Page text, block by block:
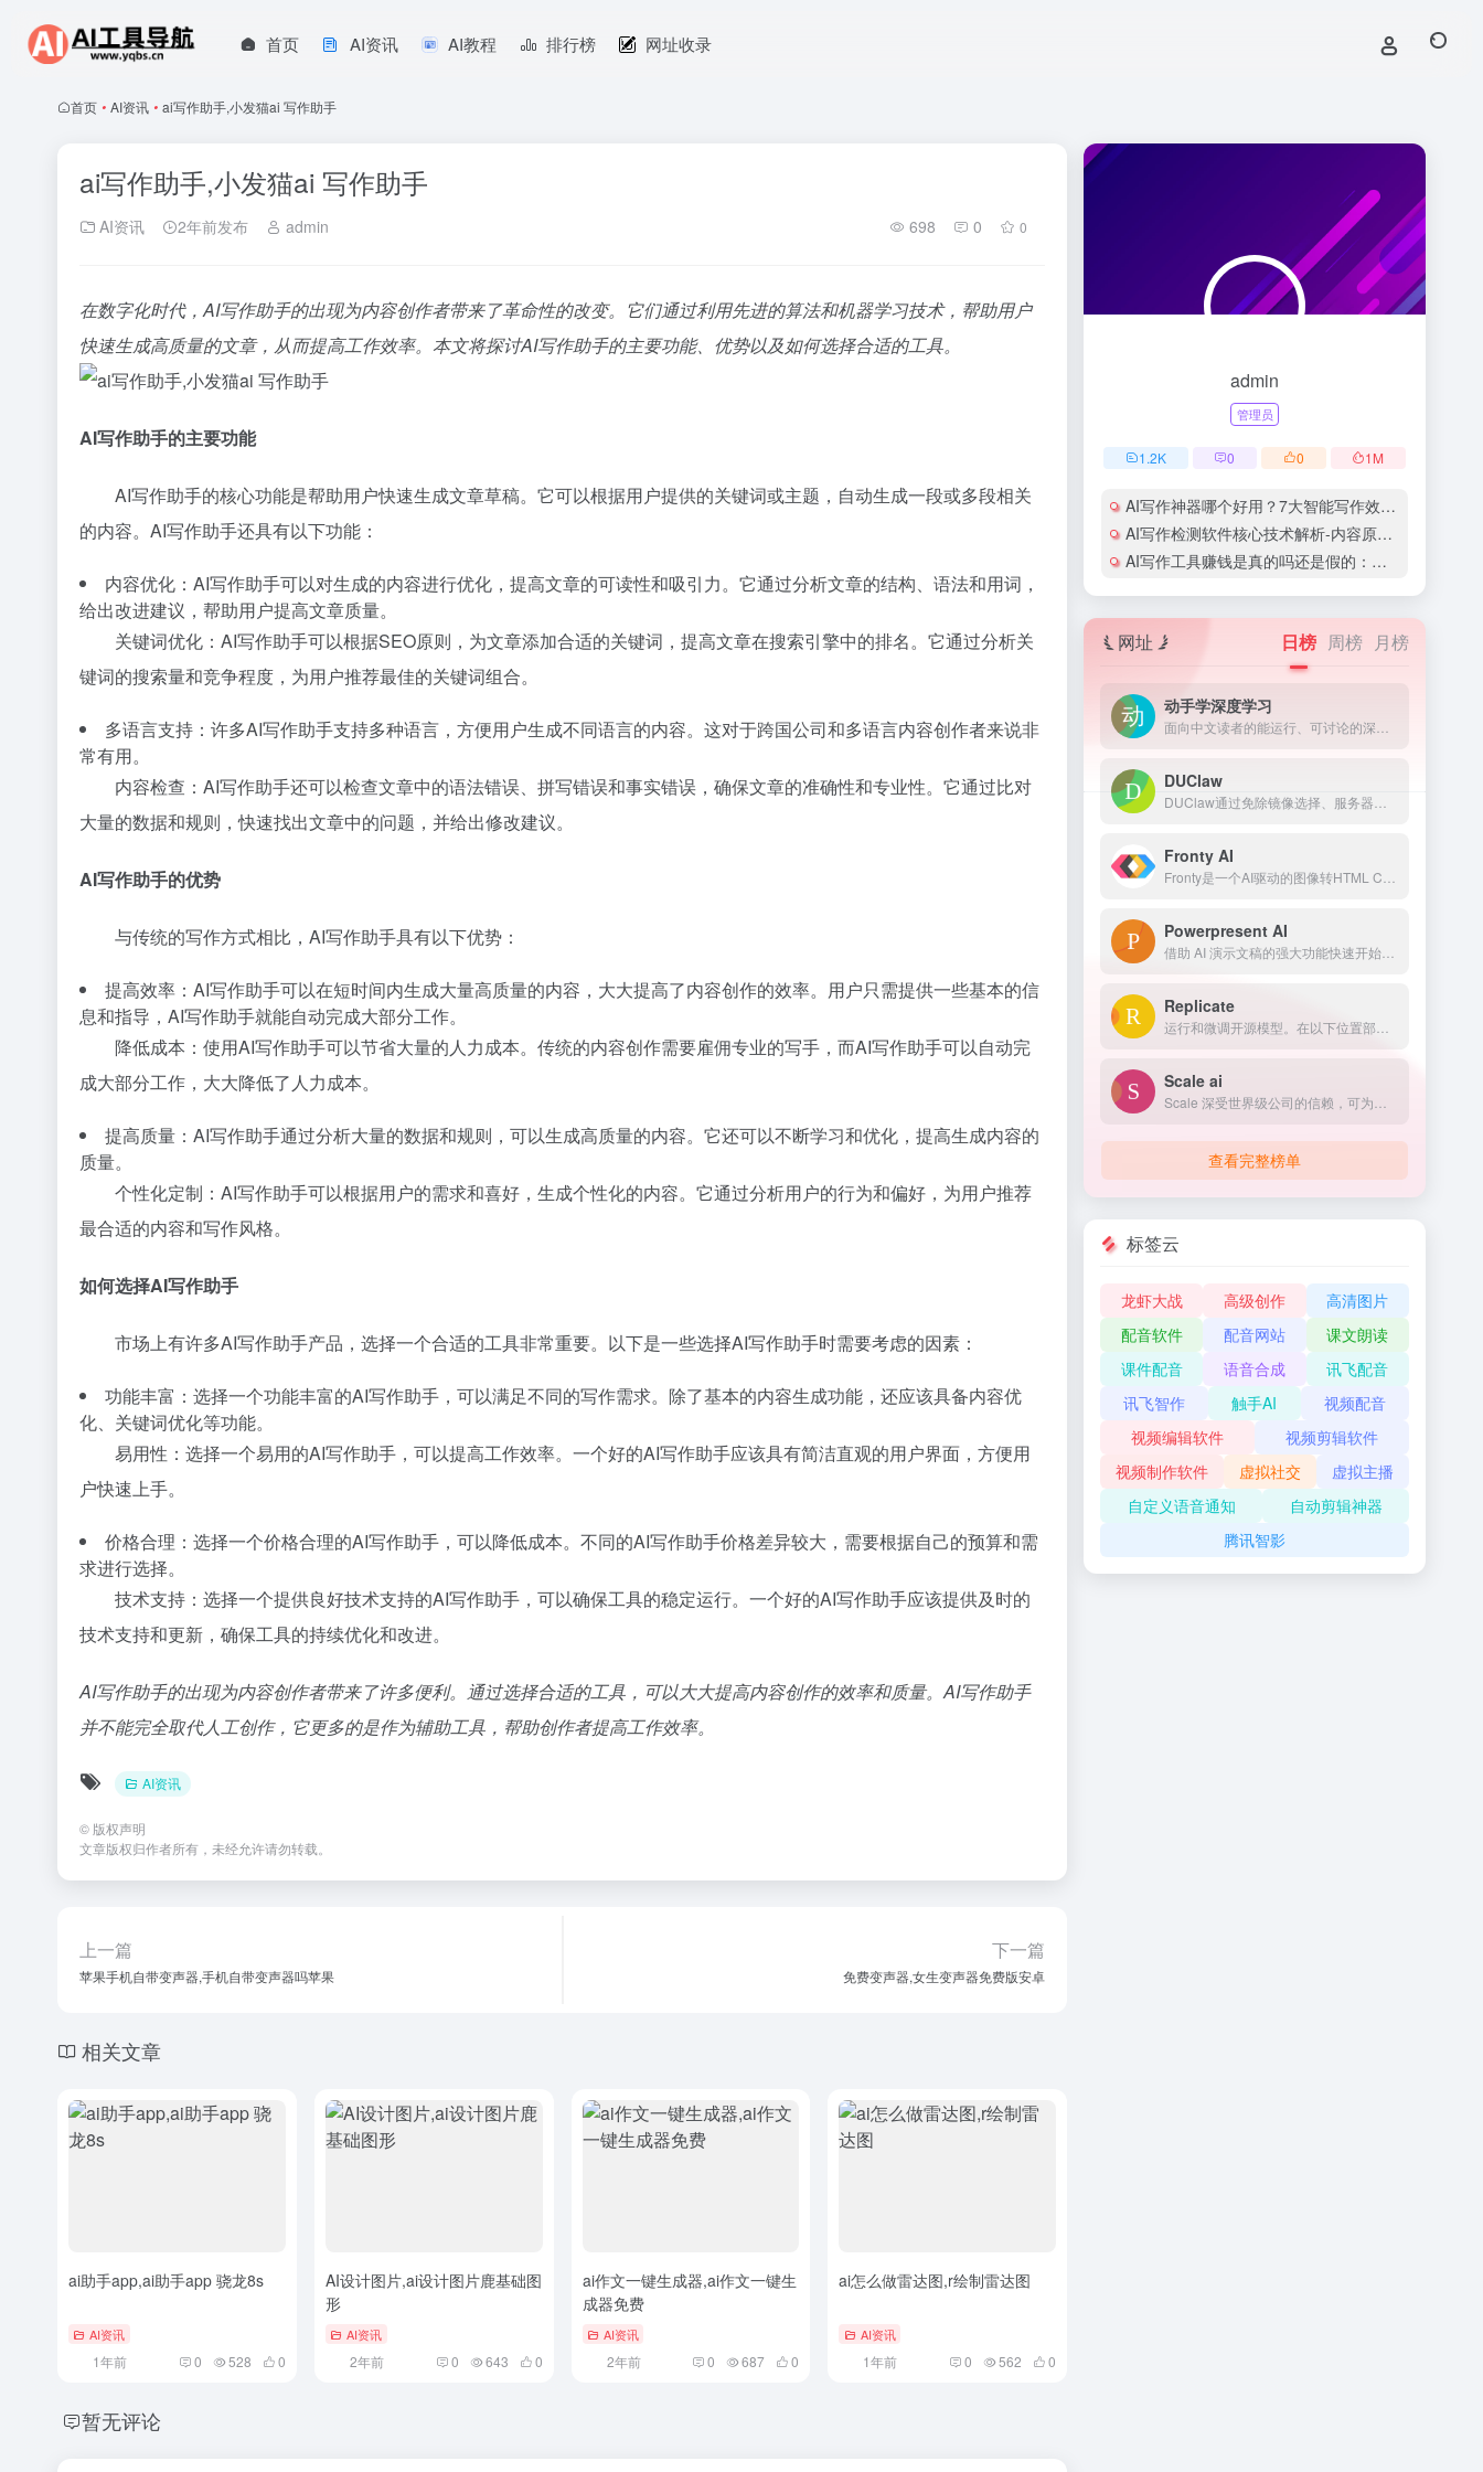
首页 AI资讯 AI教程 排行榜 网址收录
首页 • AI资讯 • ai写作助手,小发猫ai 写作助手
ai写作助手,小发猫ai 写作助手
AI资讯 2年前发布 admin 698 0 0
在数字化时代，AI写作助手的出现为内容创作者带来了革命性的改变。它们通过利用先进的算法和机器学习技术，帮助用户
快速生成高质量的文章，从而提高工作效率。本文将探讨AI写作助手的主要功能、优势以及如何选择合适的工具。
AI写作助手的主要功能
AI写作助手的核心功能是帮助用户快速生成文章草稿。它可以根据用户提供的关键词或主题，自动生成一段或多段相关
的内容。AI写作助手还具有以下功能：
内容优化：AI写作助手可以对生成的内容进行优化，提高文章的可读性和吸引力。它通过分析文章的结构、语法和用词，
给出改进建议，帮助用户提高文章质量。
关键词优化：AI写作助手可以根据SEO原则，为文章添加合适的关键词，提高文章在搜索引擎中的排名。它通过分析关
键词的搜索量和竞争程度，为用户推荐最佳的关键词组合。
多语言支持：许多AI写作助手支持多种语言，方便用户生成不同语言的内容。这对于跨国公司和多语言内容创作者来说非
常有用。
内容检查：AI写作助手还可以检查文章中的语法错误、拼写错误和事实错误，确保文章的准确性和专业性。它通过比对
大量的数据和规则，快速找出文章中的问题，并给出修改建议。
AI写作助手的优势
与传统的写作方式相比，AI写作助手具有以下优势：
提高效率：AI写作助手可以在短时间内生成大量高质量的内容，大大提高了内容创作的效率。用户只需提供一些基本的信
息和指导，AI写作助手就能自动完成大部分工作。
降低成本：使用AI写作助手可以节省大量的人力成本。传统的内容创作需要雇佣专业的写手，而AI写作助手可以自动完
成大部分工作，大大降低了人力成本。
提高质量：AI写作助手通过分析大量的数据和规则，可以生成高质量的内容。它还可以不断学习和优化，提高生成内容的
质量。
个性化定制：AI写作助手可以根据用户的需求和喜好，生成个性化的内容。它通过分析用户的行为和偏好，为用户推荐
最合适的内容和写作风格。
如何选择AI写作助手
市场上有许多AI写作助手产品，选择一个合适的工具非常重要。以下是一些选择AI写作助手时需要考虑的因素：
功能丰富：选择一个功能丰富的AI写作助手，可以满足不同的写作需求。除了基本的内容生成功能，还应该具备内容优
化、关键词优化等功能。
易用性：选择一个易用的AI写作助手，可以提高工作效率。一个好的AI写作助手应该具有简洁直观的用户界面，方便用
户快速上手。
价格合理：选择一个价格合理的AI写作助手，可以降低成本。不同的AI写作助手价格差异较大，需要根据自己的预算和需
求进行选择。
技术支持：选择一个提供良好技术支持的AI写作助手，可以确保工具的稳定运行。一个好的AI写作助手应该提供及时的
技术支持和更新，确保工具的持续优化和改进。
AI写作助手的出现为内容创作者带来了许多便利。通过选择合适的工具，可以大大提高内容创作的效率和质量。AI写作助手
并不能完全取代人工创作，它更多的是作为辅助工具，帮助创作者提高工作效率。
AI资讯
© 版权声明
文章版权归作者所有，未经允许请勿转载。
上一篇
苹果手机自带变声器,手机自带变声器吗苹果
下一篇
免费变声器,女生变声器免费版安卓
相关文章
ai助手app,ai助手app 骁龙8s
AI资讯
1年前 0 528 0
AI设计图片,ai设计图片鹿基础图
形
AI资讯
2年前 0 643 0
ai作文一键生成器,ai作文一键生
成器免费
AI资讯
2年前 0 687 0
ai怎么做雷达图,r绘制雷达图
AI资讯
1年前 0 562 0
暂无评论
admin
管理员
1.2K 0 0 1M
AI写作神器哪个好用？7大智能写作效率工具深度测评
AI写作检测软件核心技术解析-内容原创性保障方案
AI写作工具赚钱是真的吗还是假的：真相揭秘与变现方法解析
网址 日榜 周榜 月榜
动手学深度学习
DUClaw
Fronty AI
Powerpresent AI
Replicate
Scale ai
查看完整榜单
标签云
龙虾大战 高级创作
高清图片
配音软件
配音网站
课文朗读
课件配音
语音合成
讯飞配音
讯飞智作
触手AI
视频配音
视频编辑软件
视频剪辑软件
视频制作软件
虚拟社交
虚拟主播
自定义语音通知
自动剪辑神器
腾讯智影